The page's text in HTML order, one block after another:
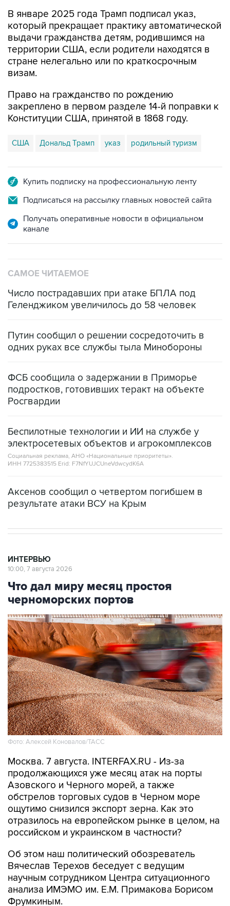
В январе 2025 года Трамп подписал указ,
который прекращает практику автоматической
выдачи гражданства детям, родившимся на
территории США, если родители находятся в
стране нелегально или по краткосрочным
визам.
Право на гражданство по рождению
закреплено в первом разделе 14-й поправки к
Конституции США, принятой в 1868 году.
США Дональд Трамп указ родильный туризм
Купить подписку на профессиональную ленту
Подписаться на рассылку главных новостей сайта
Получать оперативные новости в официальном
канале
САМОЕ ЧИТАЕМОЕ
Число пострадавших при атаке БПЛА под
Геленджиком увеличилось до 58 человек
Путин сообщил о решении сосредоточить в
одних руках все службы тыла Минобороны
ФСБ сообщила о задержании в Приморье
подростков, готовивших теракт на объекте
Росгвардии
Беспилотные технологии и ИИ на службе у
электросетевых объектов и агрокомплексов
Социальная реклама, АНО «Национальные приоритеты».
ИНН 7725383515 Erid: F7NfYUJCUneVdwcydK6A
Аксенов сообщил о четвертом погибшем в
результате атаки ВСУ на Крым
ИНТЕРВЬЮ
10:00, 7 августа 2026
Что дал миру месяц простоя
черноморских портов
Фото: Алексей Коновалов/ТАСС
Москва. 7 августа. INTERFAX.RU - Из-за
продолжающихся уже месяц атак на порты
Азовского и Черного морей, а также
обстрелов торговых судов в Черном море
ощутимо снизился экспорт зерна. Как это
отразилось на европейском рынке в целом, на
российском и украинском в частности?
Об этом наш политический обозреватель
Вячеслав Терехов беседует с ведущим
научным сотрудником Центра ситуационного
анализа ИМЭМО им. Е.М. Примакова Борисом
Фрумкиным.